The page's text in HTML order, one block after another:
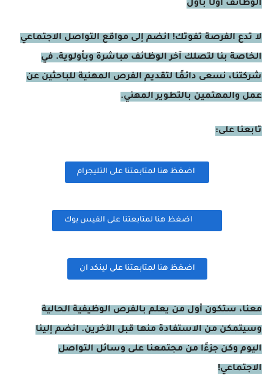
الوظائف أولًا بأول
لا تدع الفرصة تفوتك! انضم إلى مواقع التواصل الاجتماعي
الخاصة بنا لتصلك آخر الوظائف مباشرة وبأولوية. في
شركتنا، نسعى دائمًا لتقديم الفرص المهنية للباحثين عن
عمل والمهتمين بالتطوير المهني.
تابعنا على:
اضغظ هنا لمتابعتنا على التليجرام
اضغظ هنا لمتابعتنا على الفيس بوك
اضغظ هنا لمتابعتنا على لينكد ان
معنا، ستكون أول من يعلم بالفرص الوظيفية الحالية
وسيتمكن من الاستفادة منها قبل الآخرين. انضم إلينا
اليوم وكن جزءًا من مجتمعنا على وسائل التواصل
الاجتماعي!